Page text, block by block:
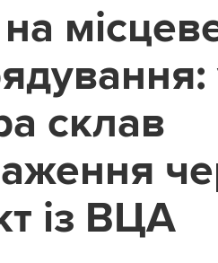
склав
із ВЦА